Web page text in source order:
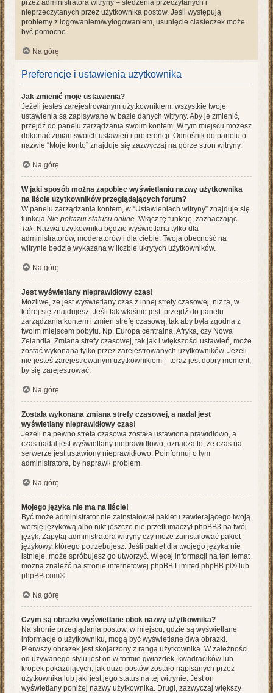
przez administratora witryny – śledzenia przeczytanych i
nieprzeczytanych przez użytkownika postów. Jeśli występują
problemy z logowaniem/wylogowaniem, usunięcie ciasteczek może
być pomocne.
Na górę
Preferencje i ustawienia użytkownika
Jak zmienić moje ustawienia?
Jeżeli jesteś zarejestrowanym użytkownikiem, wszystkie twoje
ustawienia są zapisywane w bazie danych witryny. Aby je zmienić,
przejdź do panelu zarządzania swoim kontem. W tym miejscu możesz
dokonać zmian swoich ustawień i preferencji. Odnośnik do panelu o
nazwie “Moje konto” znajduje się zazwyczaj na górze stron witryny.
Na górę
W jaki sposób można zapobiec wyświetlaniu nazwy użytkownika
na liście użytkowników przeglądających forum?
W panelu zarządzania kontem, w “Ustawieniach witryny” znajduje się
funkcja Nie pokazuj statusu online. Włącz tę funkcję, zaznaczając
Tak. Nazwa użytkownika będzie wyświetlana tylko dla
administratorów, moderatorów i dla ciebie. Twoja obecność na
witrynie będzie wykazana w liczbie ukrytych użytkowników.
Na górę
Jest wyświetlany nieprawidłowy czas!
Możliwe, że jest wyświetlany czas z innej strefy czasowej, niż ta, w
której się znajdujesz. Jeśli tak właśnie jest, przejdź do panelu
zarządzania kontem i zmień strefę czasową, tak aby była zgodna z
twoim miejscem pobytu. Np. Europa centralna, Afryka, czy Nowa
Zelandia. Zmiana strefy czasowej, tak jak i większości ustawień, może
zostać wykonana tylko przez zarejestrowanych użytkowników. Jeżeli
nie jesteś zarejestrowanym użytkownikiem – teraz jest dobry moment,
by się zarejestrować.
Na górę
Została wykonana zmiana strefy czasowej, a nadal jest
wyświetlany nieprawidłowy czas!
Jeżeli na pewno strefa czasowa została ustawiona prawidłowo, a
czas nadal jest wyświetlany nieprawidłowo, oznacza to, że czas na
serwerze jest ustawiony nieprawidłowo. Poinformuj o tym
administratora, by naprawił problem.
Na górę
Mojego języka nie ma na liście!
Być może administrator nie zainstalował pakietu zawierającego twoją
wersję językową albo nikt jeszcze nie przetłumaczył phpBB3 na twój
język. Zapytaj administratora witryny czy może zainstalować pakiet
językowy, którego potrzebujesz. Jeśli pakiet dla twojego języka nie
istnieje, może spróbujesz go utworzyć. Więcej informacji na ten temat
można znaleźć na stronie internetowej phpBB Limited phpBB.pl ® lub
phpBB.com®
Na górę
Czym są obrazki wyświetlane obok nazwy użytkownika?
Na stronie przeglądania postów, w miejscu, gdzie są wyświetlane
informacje o użytkowniku, mogą być wyświetlane dwa obrazki.
Pierwszy obrazek jest skojarzony z rangą użytkownika. W zależności
od używanego stylu jest on w formie gwiazdek, kwadracików lub
kropek pokazujących, jak dużo postów zostało napisanych przez
użytkownika lub jaki jest jego status na tej witrynie. Jest on
wyświetlany poniżej nazwy użytkownika. Drugi, zazwyczaj większy